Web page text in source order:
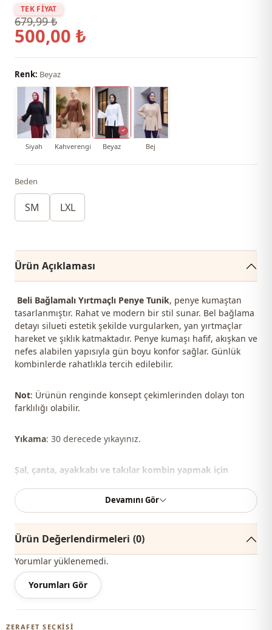
TEK FİYAT
679,99 ₺
500,00 ₺
Renk: Beyaz
Siyah Kahverengi Beyaz Bej
Beden
SM LXL
Ürün Açıklaması
Beli Bağlamalı Yırtmaçlı Penye Tunik, penye kumaştan
tasarlanmıştır. Rahat ve modern bir stil sunar. Bel bağlama
detayı silueti estetik şekilde vurgularken, yan yırtmaçlar
hareket ve şıklık katmaktadır. Penye kumaşı hafif, akışkan ve
nefes alabilen yapısıyla gün boyu konfor sağlar. Günlük
kombinlerde rahatlıkla tercih edilebilir.
Not: Ürünün renginde konsept çekimlerinden dolayı ton
farklılığı olabilir.
Yıkama: 30 derecede yıkayınız.
Şal, çanta, ayakkabı ve takılar kombin yapmak için
%100 Pamuk
Yaka Bisiklet yaka
Mevsi̇m Yazlık
Kumaş
Kategori̇
Devamını Gör
Ürün Değerlendirmeleri (0)
Yorumlar yüklenemedi.
Yorumları Gör
ZERAFET SEÇKISI